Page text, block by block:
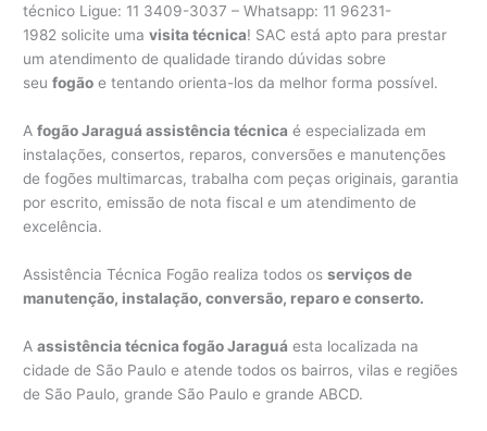
técnico Ligue: 11 3409-3037 – Whatsapp: 11 96231-
1982 solicite umavisita técnica! SAC está apto para prestar
um atendimento de qualidade tirando dúvidas sobre
seufogão e tentando orienta-los da melhor forma possível.
Afogão Jaraguá assistência técnica é especializada em
instalações, consertos, reparos, conversões e manutenções
de fogões multimarcas, trabalha com peças originais, garantia
por escrito, emissão de nota fiscal e um atendimento de
excelência.
Assistência Técnica Fogão realiza todos osserviços de
manutenção, instalação, conversão, reparo e conserto.
Aassistência técnica fogão Jaraguá esta localizada na
cidade de São Paulo e atende todos os bairros, vilas e regiões
de São Paulo, grande São Paulo e grande ABCD.